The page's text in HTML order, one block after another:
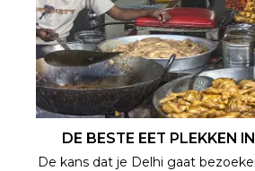
DE BESTE EET PLEKKEN
De kans dat je Delhi gaat